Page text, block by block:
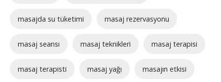
masajda su tüketimi masaj rezervasyonu
masaj seansı masaj teknikleri masaj terapisi
masaj terapisti masaj yağı masajın etkisi